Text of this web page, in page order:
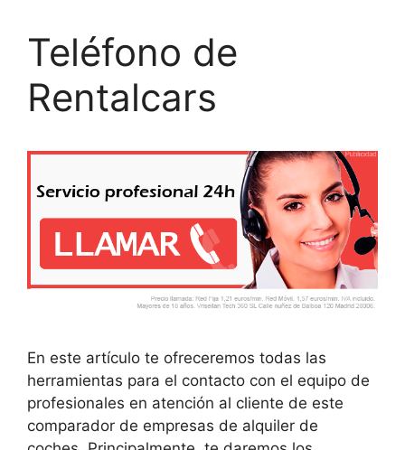
Teléfono de
Rentalcars
En este artículo te ofreceremos todas las
herramientas para el contacto con el equipo de
profesionales en atención al cliente de este
comparador de empresas de alquiler de